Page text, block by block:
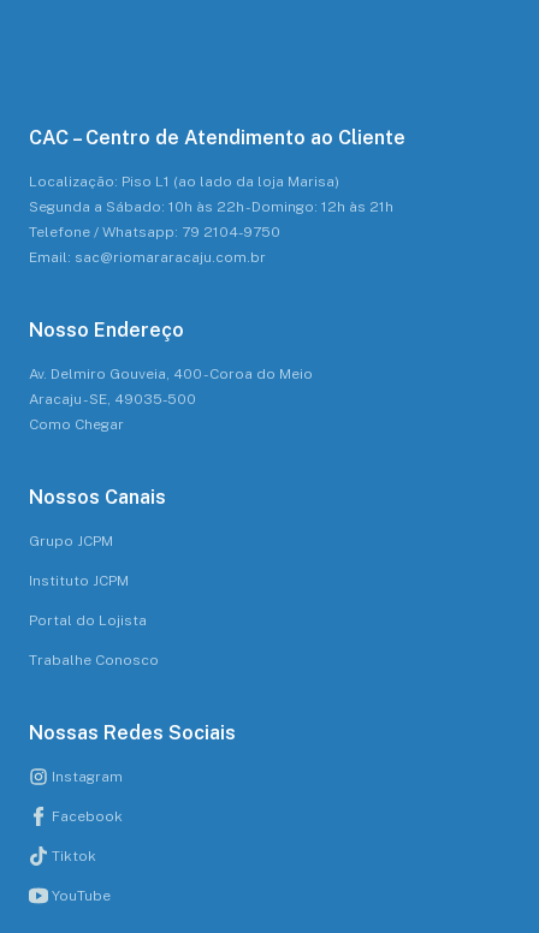
CAC – Centro de Atendimento ao Cliente
Localização: Piso L1 (ao lado da loja Marisa)
Segunda a Sábado: 10h às 22h - Domingo: 12h às 21h
Telefone / Whatsapp: 79 2104-9750
Email: sac@riomararacaju.com.br
Nosso Endereço
Av. Delmiro Gouveia, 400 - Coroa do Meio
Aracaju - SE, 49035-500
Como Chegar
Nossos Canais
Grupo JCPM
Instituto JCPM
Portal do Lojista
Trabalhe Conosco
Nossas Redes Sociais
Instagram
Facebook
Tiktok
YouTube